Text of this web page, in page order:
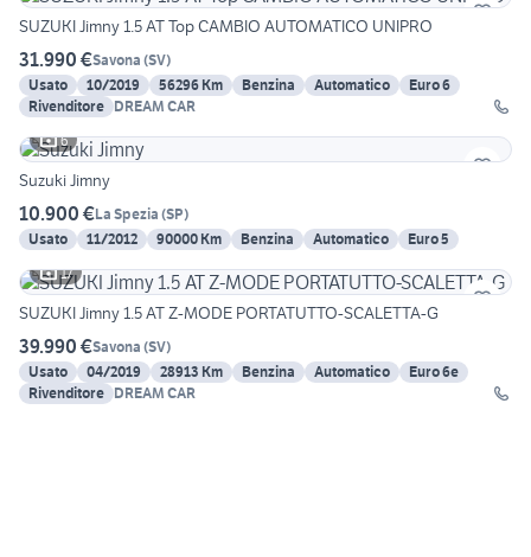
SUZUKI Jimny 1.5 AT Top CAMBIO AUTOMATICO UNIPRO
31.990 €Savona (SV)
Usato
10/2019 56296 Km Benzina Automatico
Euro 6
Rivenditore DREAM CAR
6
Suzuki Jimny
10.900 €La Spezia (SP)
Usato
11/2012 90000 Km Benzina Automatico
Euro 5
17
SUZUKI Jimny 1.5 AT Z-MODE PORTATUTTO-SCALETTA-G
39.990 €Savona (SV)
Usato
04/2019 28913 Km Benzina Automatico
Euro 6e
Rivenditore DREAM CAR